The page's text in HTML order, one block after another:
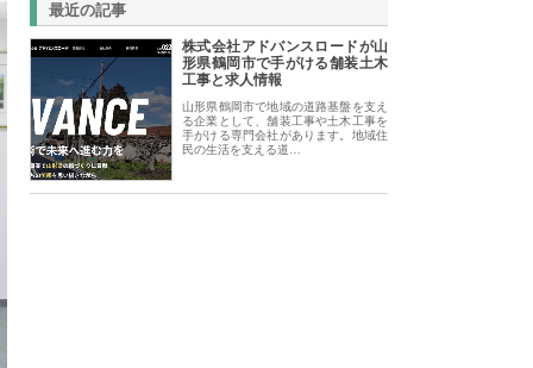
最近の記事
株式会社アドバンスロードが山
形県鶴岡市で手がける舗装土木
工事と求人情報
山形県鶴岡市で地域の道路基盤を支え
る企業として、舗装工事や土木工事を
手がける専門会社があります。地域住
民の生活を支える道…